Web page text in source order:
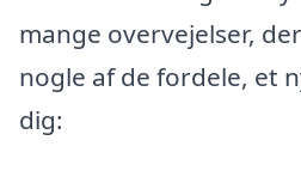
mange overvejelser,
nogle af de fordele, et
dig: